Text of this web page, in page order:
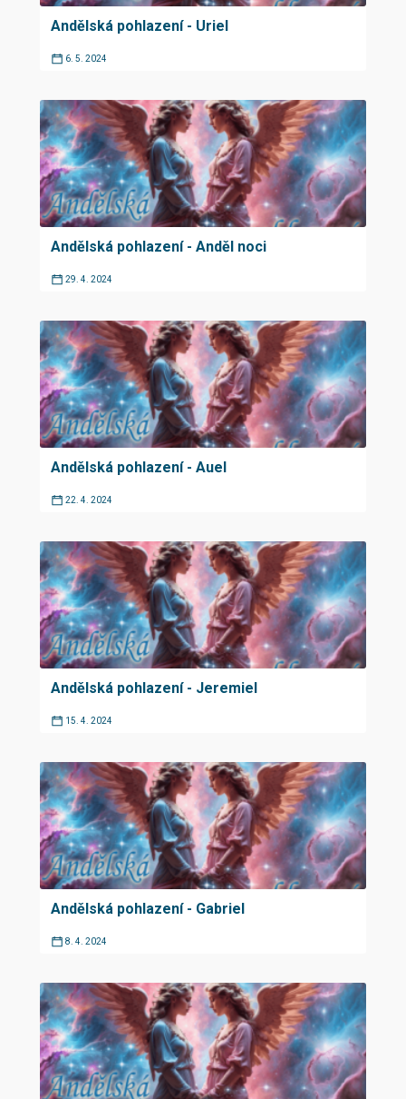
Andělská pohlazení - Uriel
6. 5. 2024
Andělská pohlazení - Anděl noci
29. 4. 2024
Andělská pohlazení - Auel
22. 4. 2024
Andělská pohlazení - Jeremiel
15. 4. 2024
Andělská pohlazení - Gabriel
8. 4. 2024